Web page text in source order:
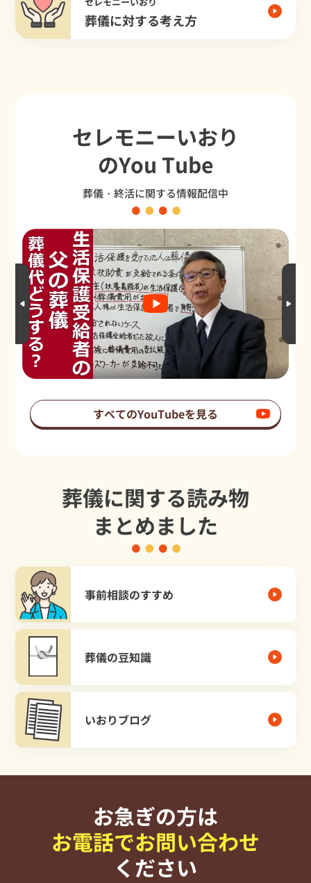
葬儀に対する考え方
セレモニーいおり
のYou Tube
葬儀・終活に関する情報配信中
すべてのYouTubeを見る
葬儀に関する読み物
まとめました
事前相談のすすめ
葬儀の豆知識
いおりブログ
お急ぎの方は
お電話でお問い合わせ
ください